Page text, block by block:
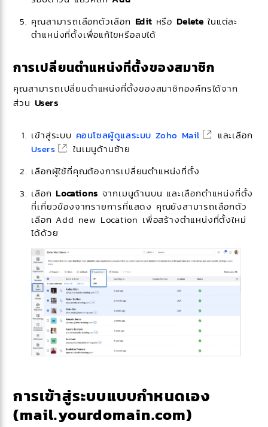
คุณสามารถเลือกตัวเลือก Edit หรือ Delete ในแต่ละ
ตำแหน่งที่ตั้งเพื่อแก้ไขหรือลบได้
การเปลี่ยนตำแหน่งที่ตั้งของสมาชิก
คุณสามารถเปลี่ยนตำแหน่งที่ตั้งของสมาชิกองค์กรได้จาก
ส่วน Users
เข้าสู่ระบบ คอนโซลผู้ดูแลระบบ Zoho Mail
และเลือก
Users
ในเมนูด้านซ้าย
เลือกผู้ใช้ที่คุณต้องการเปลี่ยนตำแหน่งที่ตั้ง
เลือก Locations จากเมนูด้านบน และเลือกตำแหน่งที่ตั้ง
ที่เกี่ยวข้องจากรายการที่แสดง คุณยังสามารถเลือกตัว
เลือก Add new Location เพื่อสร้างตำแหน่งที่ตั้งใหม่
ได้ด้วย
การเข้าสู่ระบบแบบกำหนดเอง
(mail.yourdomain.com)